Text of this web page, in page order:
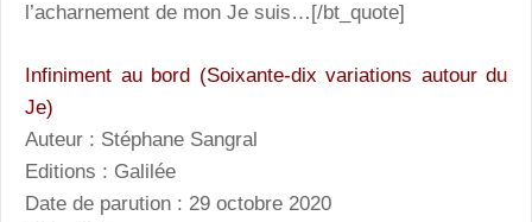
l’acharnement de mon Je suis…[/bt_quote]
Infiniment au bord (Soixante-dix variations autour du
Je)
Auteur : Stéphane Sangral
Editions : Galilée
Date de parution : 29 octobre 2020